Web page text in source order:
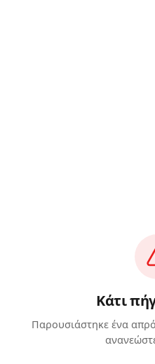
Κάτι
Παρουσιάστηκε ένα